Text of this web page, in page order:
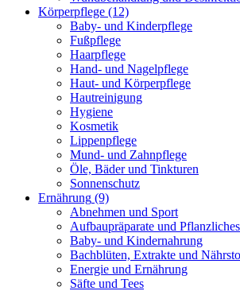
Körperpflege (12)
Baby- und Kinderpflege
Fußpflege
Haarpflege
Hand- und Nagelpflege
Haut- und Körperpflege
Hautreinigung
Hygiene
Kosmetik
Lippenpflege
Mund- und Zahnpflege
Öle, Bäder und Tinkturen
Sonnenschutz
Ernährung (9)
Abnehmen und Sport
Aufbaupräparate und Pflanzliches
Baby- und Kindernahrung
Bachblüten, Extrakte und
Energie und Ernährung
Säfte und Tees